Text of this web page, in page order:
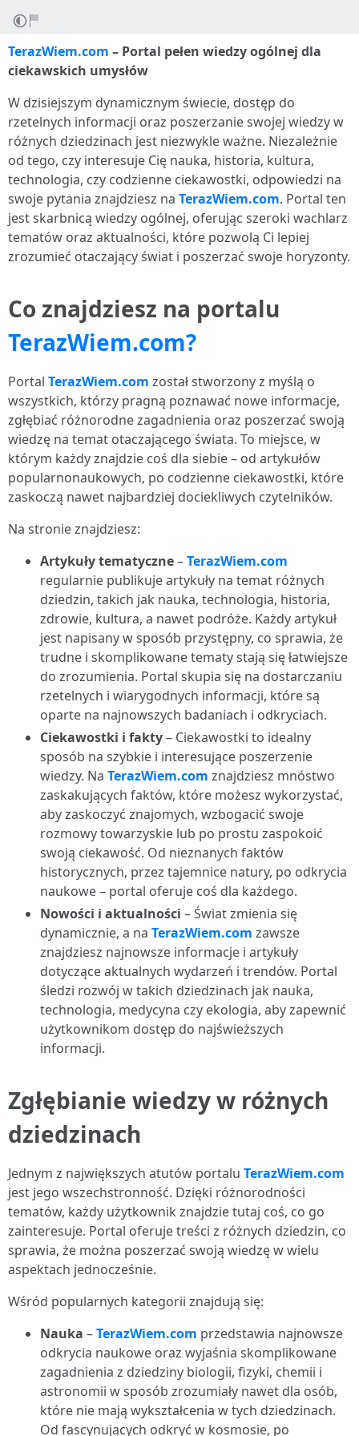
TerazWiem.com – Portal pełen wiedzy ogólnej dla
ciekawskich umysłów
W dzisiejszym dynamicznym świecie, dostęp do
rzetelnych informacji oraz poszerzanie swojej wiedzy w
różnych dziedzinach jest niezwykle ważne. Niezależnie
od tego, czy interesuje Cię nauka, historia, kultura,
technologia, czy codzienne ciekawostki, odpowiedzi na
swoje pytania znajdziesz na TerazWiem.com. Portal ten
jest skarbnicą wiedzy ogólnej, oferując szeroki wachlarz
tematów oraz aktualności, które pozwolą Ci lepiej
zrozumieć otaczający świat i poszerzać swoje horyzonty.
Co znajdziesz na portalu
TerazWiem.com?
Portal TerazWiem.com został stworzony z myślą o
wszystkich, którzy pragną poznawać nowe informacje,
zgłębiać różnorodne zagadnienia oraz poszerzać swoją
wiedzę na temat otaczającego świata. To miejsce, w
którym każdy znajdzie coś dla siebie – od artykułów
popularnonaukowych, po codzienne ciekawostki, które
zaskoczą nawet najbardziej dociekliwych czytelników.
Na stronie znajdziesz:
Artykuły tematyczne–TerazWiem.com
regularnie publikuje artykuły na temat różnych
dziedzin, takich jak nauka, technologia, historia,
zdrowie, kultura, a nawet podróże. Każdy artykuł
jest napisany w sposób przystępny, co sprawia, że
trudne i skomplikowane tematy stają się łatwiejsze
do zrozumienia. Portal skupia się na dostarczaniu
rzetelnych i wiarygodnych informacji, które są
oparte na najnowszych badaniach i odkryciach.
Ciekawostki i fakty– Ciekawostki to idealny
sposób na szybkie i interesujące poszerzenie
wiedzy. Na TerazWiem.com znajdziesz mnóstwo
zaskakujących faktów, które możesz wykorzystać,
aby zaskoczyć znajomych, wzbogacić swoje
rozmowy towarzyskie lub po prostu zaspokoić
swoją ciekawość. Od nieznanych faktów
historycznych, przez tajemnice natury, po odkrycia
naukowe – portal oferuje coś dla każdego.
Nowości i aktualności – Świat zmienia się
dynamicznie, a na TerazWiem.com zawsze
znajdziesz najnowsze informacje i artykuły
dotyczące aktualnych wydarzeń i trendów. Portal
śledzi rozwój w takich dziedzinach jak nauka,
technologia, medycyna czy ekologia, aby zapewnić
użytkownikom dostęp do najświeższych
informacji.
Zgłębianie wiedzy w różnych
dziedzinach
Jednym z największych atutów portalu TerazWiem.com
jest jego wszechstronność. Dzięki różnorodności
tematów, każdy użytkownik znajdzie tutaj coś, co go
zainteresuje. Portal oferuje treści z różnych dziedzin, co
sprawia, że można poszerzać swoją wiedzę w wielu
aspektach jednocześnie.
Wśród popularnych kategorii znajdują się:
Nauka –TerazWiem.com przedstawia najnowsze
odkrycia naukowe oraz wyjaśnia skomplikowane
zagadnienia z dziedziny biologii, fizyki, chemii i
astronomii w sposób zrozumiały nawet dla osób,
które nie mają wykształcenia w tych dziedzinach.
Od fascynujących odkryć w kosmosie, po